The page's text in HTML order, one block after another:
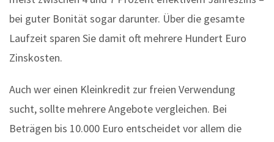
bei guter Bonität sogar darunter. Über die gesamte
Laufzeit sparen Sie damit oft mehrere Hundert Euro
Zinskosten.
Auch wer einen Kleinkredit zur freien Verwendung
sucht, sollte mehrere Angebote vergleichen. Bei
Beträgen bis 10.000 Euro entscheidet vor allem die